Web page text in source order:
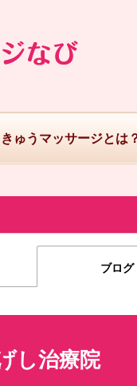
ゅうマッサージとは
ブログ
し治療院